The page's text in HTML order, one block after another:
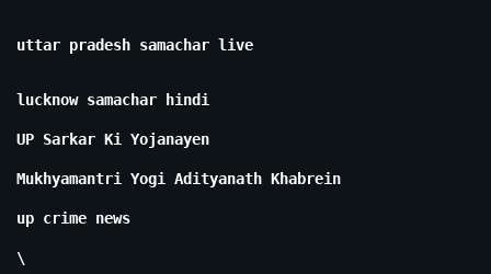
uttar pradesh samachar live
lucknow samachar hindi
UP Sarkar Ki Yojanayen
Mukhyamantri Yogi Adityanath Khabrein
up crime news
\